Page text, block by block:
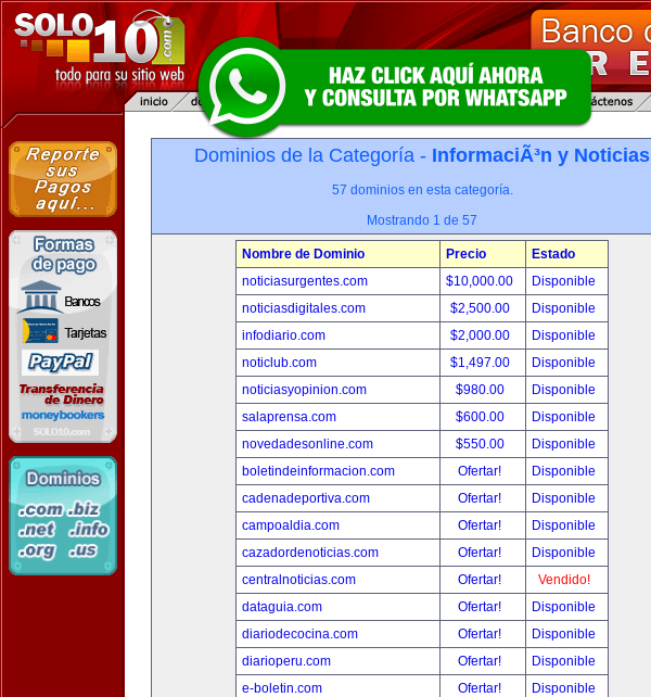
Dominios de la Categoría - InformaciÃ³n y Noticias
57 dominios en esta categoría.
Mostrando 1 de 57
Nombre de Dominio Precio
Estado
noticiasurgentes.com
$10,000.00
Disponible
noticiasdigitales.com
$2,500.00
Disponible
infodiario.com
$2,000.00
Disponible
noticlub.com
$1,497.00
Disponible
noticiasyopinion.com
$980.00
Disponible
salaprensa.com
$600.00
Disponible
novedadesonline.com
$550.00
Disponible
boletindeinformacion.com
Ofertar!
Disponible
cadenadeportiva.com
Ofertar!
Disponible
campoaldia.com
Ofertar!
Disponible
cazadordenoticias.com
Ofertar!
Disponible
centralnoticias.com
Ofertar!
Vendido!
dataguia.com
Ofertar!
Disponible
diariodecocina.com
Ofertar!
Disponible
diarioperu.com
Ofertar!
Disponible
e-boletin.com
Ofertar!
Disponible